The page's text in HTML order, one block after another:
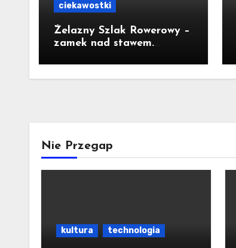
ciekawostki
Żelazny Szlak Rowerowy –
zamek nad stawem.
Nie Przegap
kultura technologia